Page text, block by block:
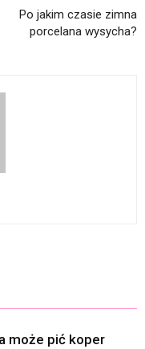
Po jakim czasie zimna
porcelana wysycha?
może pić koper